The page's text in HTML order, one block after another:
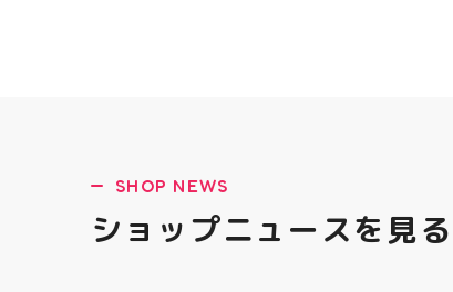
SHOP NEWS
ショップニュースを見る